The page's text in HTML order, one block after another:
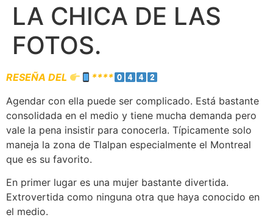
LA CHICA DE LAS
FOTOS.
RESEÑA DEL
****
Agendar con ella puede ser complicado. Está bastante
consolidada en el medio y tiene mucha demanda pero
vale la pena insistir para conocerla. Típicamente solo
maneja la zona de Tlalpan especialmente el Montreal
que es su favorito.
En primer lugar es una mujer bastante divertida.
Extrovertida como ninguna otra que haya conocido en
el medio.